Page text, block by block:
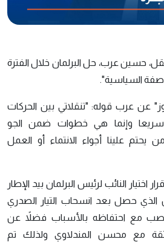
حسين عرب، حل البرلمان خلال الفترة
السياسية".
عن عرب قوله: "تنقلاتي بين الحركات
سريعا وإنما هي خطوات ضمن الجو
يحتم علينا أجواء الانتماء أو العمل
اختيار النائب لرئيس البرلمان بيد الإطار
حصل بعد انسحاب التيار الصدري
مع احتفاظه بالأسباب فضلاً عن
مع محسن المندلاوي ولذلك تم